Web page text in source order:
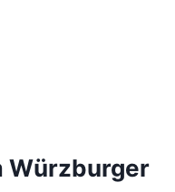
Würzburger